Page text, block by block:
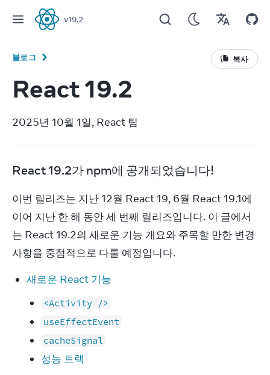
React
v19.2
블로그 복사
React 19.2
2025년 10월 1일, React 팀
React 19.2가 npm에 공개되었습니다!
이번 릴리즈는 지난 12월 React 19, 6월 React 19.1에
이어 지난 한 해 동안 세 번째 릴리즈입니다. 이 글에서
는 React 19.2의 새로운 기능 개요와 주목할 만한 변경
사항을 중점적으로 다룰 예정입니다.
새로운 React 기능
<Activity />
useEffectEvent
cacheSignal
성능 트랙